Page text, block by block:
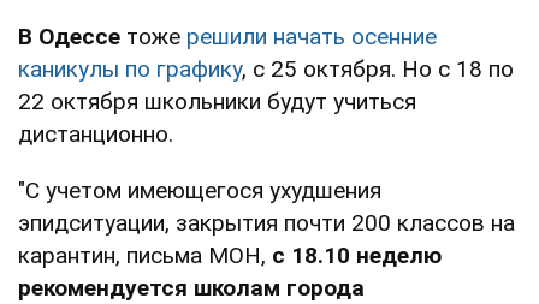
В Одессе тоже решили начать осенние
каникулы по графику, с 25 октября. Но с 18 по
22 октября школьники будут учиться
дистанционно.
"С учетом имеющегося ухудшения
эпидситуации, закрытия почти 200 классов на
карантин, письма МОН, с 18.10 неделю
рекомендуется школам города